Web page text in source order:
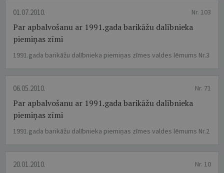
01.07.2010. Nr. 103
Par apbalvošanu ar 1991.gada barikāžu dalībnieka
piemiņas zīmi
1991.gada barikāžu dalībnieka piemiņas zīmes valdes lēmums Nr.3
06.05.2010. Nr. 71
Par apbalvošanu ar 1991.gada barikāžu dalībnieka
piemiņas zīmi
1991.gada barikāžu dalībnieka piemiņas zīmes valdes lēmums Nr.2
20.01.2010. Nr. 10